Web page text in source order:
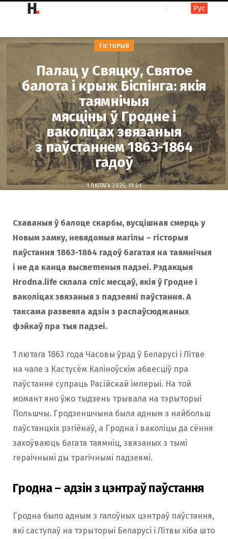
c
e
b
o
s
a
r
m
Рус
ГІСТОРЫЯ
Палац у Свяцку, Святое
балота і крыж Біспінга: якія
таямнічыя
мясціны ў Гродне і
ваколіцах звязаныя
з паўстаннем 1863-1864
гадоў
1 ЛЮТАГА 2025, 11:01
Схаваныя ў балоце скарбы, вусцішная смерць у
Новым замку, невядомыя магілы – гісторыя
паўстання 1863-1864 гадоў багатая на таямнічыя
і не да канца высветленыя падзеі. Рэдакцыя
Hrodna.life склала спіс месцаў, якія ў Гродне і
ваколіцах звязаныя з падзеямі паўстання. А
таксама развеяла адзін з распаўсюджаных
фэйкаў пра тыя падзеі.
1 лютага 1863 года Часовы ўрад ў Беларусі і Літве
на чале з Кастусём Каліноўскім абвесціў пра
паўстанне супраць Расійскай імперыі. На той
момант яно ўжо тыдзень трывала на тэрыторыі
Польшчы. Гродзеншчына была адным з найбольш
паўстанцкіх рэгіёнаў, а Гродна і ваколіцы да сёння
захоўваюць багата таямніц, звязаных з тымі
гераічнымі ды трагічнымі падзеямі.
Гродна – адзін з цэнтраў паўстання
Гродна было адным з галоўных цэнтраў паўстання,
які саступаў на тэрыторыі Беларусі і Літвы хіба што